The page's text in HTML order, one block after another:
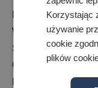
Poniedziałek
Wtorek 17:00 –
Środa 17:00 – 19:00
Czwartek 16:00 –
Piątek 16:00 – 18:00
Korzystając
używanie
cookie
plików